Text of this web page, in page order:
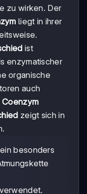
zu wirken. Der
liegt in ihrer
ist
enzymatischer
organische
auch
Coenzym
zeigt sich in
besonders